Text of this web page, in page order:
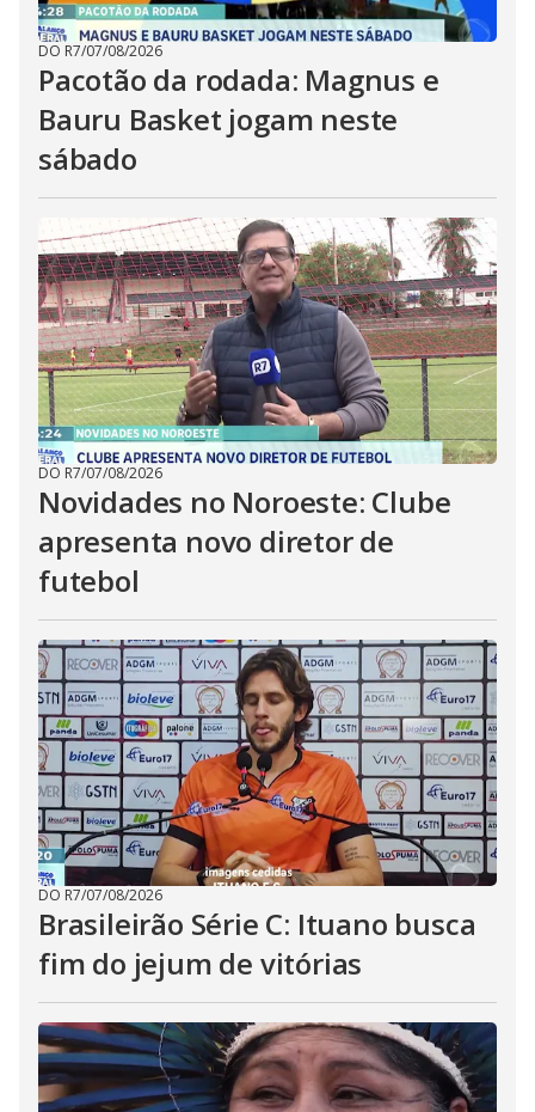
DO R7/07/08/2026
Pacotão da rodada: Magnus e
Bauru Basket jogam neste
sábado
DO R7/07/08/2026
Novidades no Noroeste: Clube
apresenta novo diretor de
futebol
DO R7/07/08/2026
Brasileirão Série C: Ituano busca
fim do jejum de vitórias